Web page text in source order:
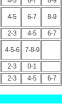
4-5 6-7 8-9
2-3 4-5
6-7
4-5-6 7-8-9
2-3
0-1
2-3 4-5 6-7